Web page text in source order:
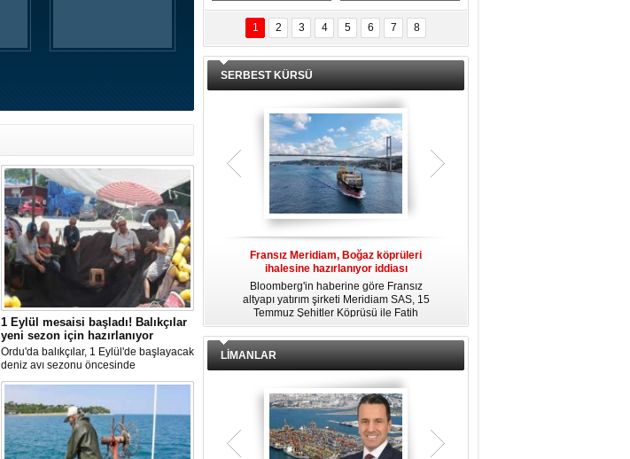
1 Eylül mesaisi başladı! Balıkçılar
yeni sezon için hazırlanıyor
Ordu'da balıkçılar, 1 Eylül'de başlayacak
deniz avı sezonu öncesinde
hazırlıklarını hızlandırdı. Av yasağı
ağlardan teknelere kadar tüm
ekipmanlarını elden geçirerek yeni
sezona hazırlanıyor.
Göçmenlerin
imdadına Türk
sahipli MINA DENIZ
yetişti
Milas’taki yangın
yeniden termik
santrallere doğru
ilerliyor
1 2 3 4 5 6 7 8
SERBEST KÜRSÜ
Fransız Meridiam, Boğaz köprüleri
ihalesine hazırlanıyor iddiası
Bloomberg'in haberine göre Fransız
altyapı yatırım şirketi Meridiam SAS, 15
Temmuz Şehitler Köprüsü ile Fatih
Sultan Mehmet Köprüsü'nün
özelleştirilmesine yönelik ihaleyle
zamanda kendi yat limanı, helikopter
pisti ve seçkin villaları da içeren koca
LİMANLAR